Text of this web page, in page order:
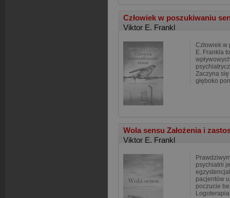
Człowiek w poszukiwaniu
Viktor E. Frankl
Człowiek
E. Frankla
Zaczyna
głęboko
Wola sensu Założenia i
Viktor E. Frankl
psychiatrii
pacjentów
poczucie